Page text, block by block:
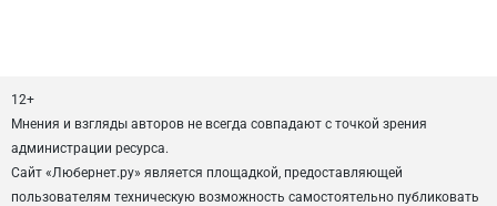
12+
Мнения и взгляды авторов не всегда совпадают с точкой зрения
администрации ресурса.
Сайт «Любернет.ру» является площадкой, предоставляющей
пользователям техническую возможность самостоятельно публиковать